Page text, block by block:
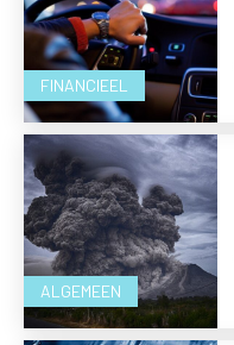
FINANCIEEL
ALGEMEEN